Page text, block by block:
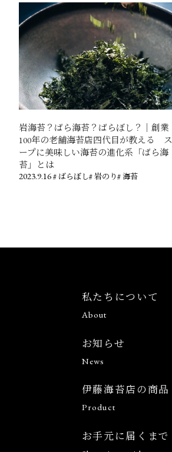
岩海苔？ばら海苔？ばらぼし？｜創業
100年の老舗海苔店四代目が教える ス
ープに美味しい海苔の進化系「ばら海
苔」とは
2023.9.16# ばらぼし# 岩のり# 海苔
私たちについて
About
お知らせ
News
伊藤海苔店の商品
Product
お手元に届くまで